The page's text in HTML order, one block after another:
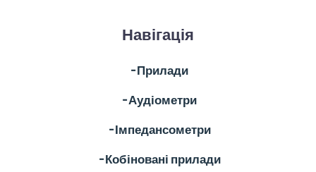
Навігація
╶ Прилади
╶ Аудіометри
╶ Імпедансометри
╶ Кобіновані прилади